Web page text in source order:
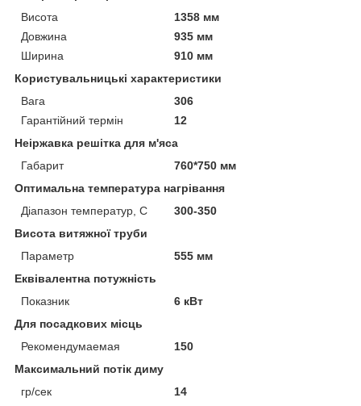
Висота
1358 мм
Довжина
935 мм
Ширина
910 мм
Користувальницькі характеристики
Вага
306
Гарантійний термін
12
Неіржавка решітка для м'яса
Габарит
760*750 мм
Оптимальна температура нагрівання
Діапазон температур, С
300-350
Висота витяжної труби
Параметр
555 мм
Еквівалентна потужність
Показник
6 кВт
Для посадкових місць
Рекомендумаемая
150
Максимальний потік диму
гр/сек
14